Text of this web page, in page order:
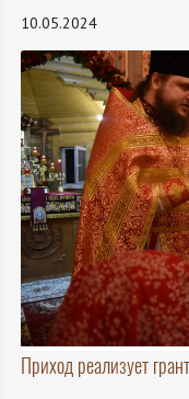
10.05.2024
Приход реализует